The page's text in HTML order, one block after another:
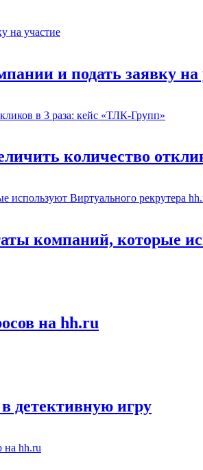
и подать заявку на
количество
компаний, которые
на hh.ru
детективную игру